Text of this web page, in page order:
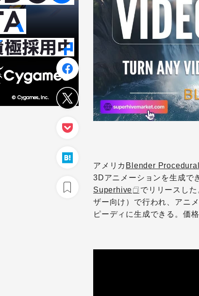
アメリカ Blender Procedural
3Dアニメーションを生成で
Superhive
でリリースし
ザー向け）で行われ、アニ
ピーディに生成できる。価